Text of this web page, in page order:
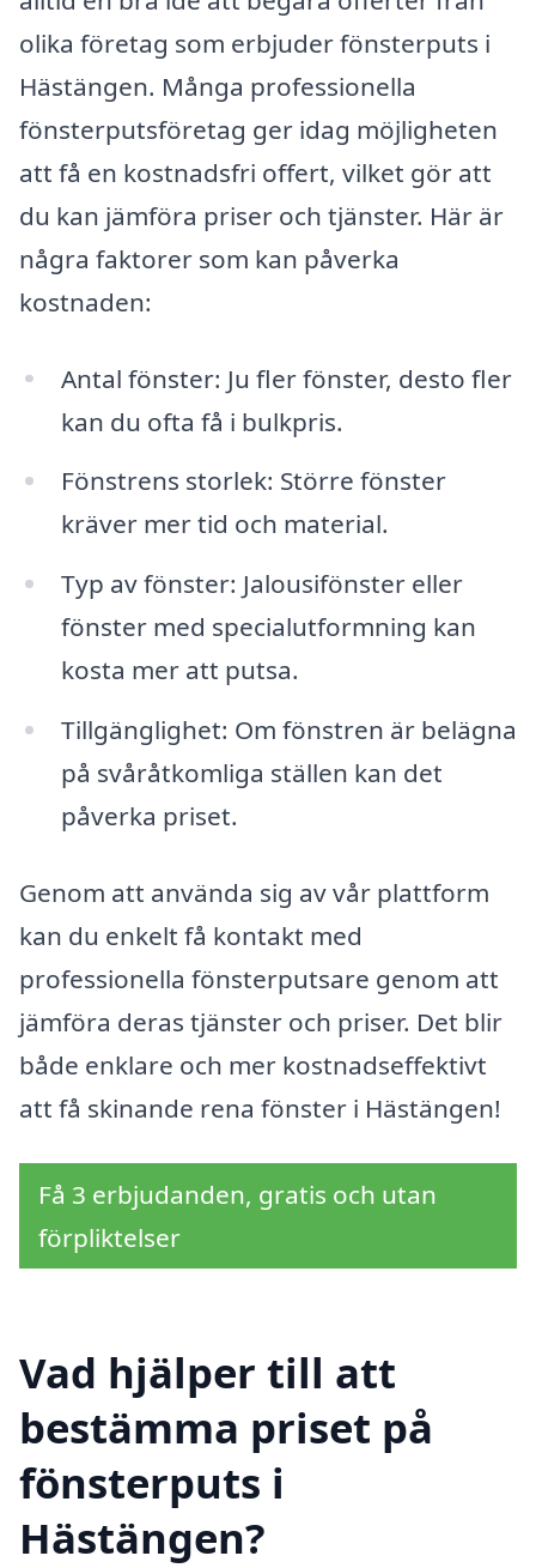
olika företag som erbjuder fönsterputs i
Hästängen. Många professionella
fönsterputsföretag ger idag möjligheten
att få en kostnadsfri offert, vilket gör att
du kan jämföra priser och tjänster. Här är
några faktorer som kan påverka
kostnaden:
Antal fönster: Ju fler fönster, desto fler
kan du ofta få i bulkpris.
Fönstrens storlek: Större fönster
kräver mer tid och material.
Typ av fönster: Jalousifönster eller
fönster med specialutformning kan
kosta mer att putsa.
Tillgänglighet: Om fönstren är belägna
på svåråtkomliga ställen kan det
påverka priset.
Genom att använda sig av vår plattform
kan du enkelt få kontakt med
professionella fönsterputsare genom att
jämföra deras tjänster och priser. Det blir
både enklare och mer kostnadseffektivt
att få skinande rena fönster i Hästängen!
Få 3 erbjudanden, gratis och utan
förpliktelser
Vad hjälper till att
bestämma priset på
fönsterputs i
Hästängen?